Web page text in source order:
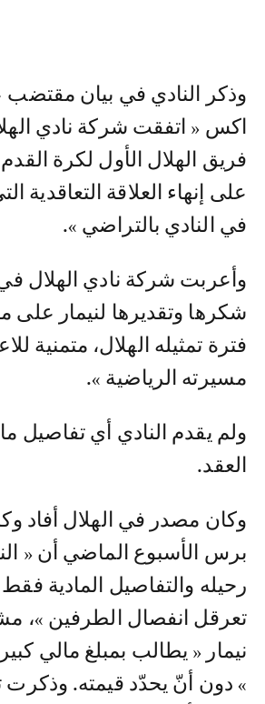
وذكر النادي في بيان
اكس « اتفقت شركة نادي
فريق الهلال الأول لكرة القدم
على إنهاء العلاقة التعاقدية
في النادي بالتراضي ».
وأعربت شركة نادي الهلال
شكرها وتقديرها لنيمار على
فترة تمثيله الهلال، متمنية
مسيرته الرياضية ».
ولم يقدم النادي أي تفاصيل
العقد.
وكان مصدر في الهلال أفاد
برس الأسبوع الماضي أن «
رحيله والتفاصيل المادية
تعرقل انفصال الطرفين »،
نيمار « يطالب بمبلغ مالي
» دون أنّ يحدّد قيمته. وذكرت